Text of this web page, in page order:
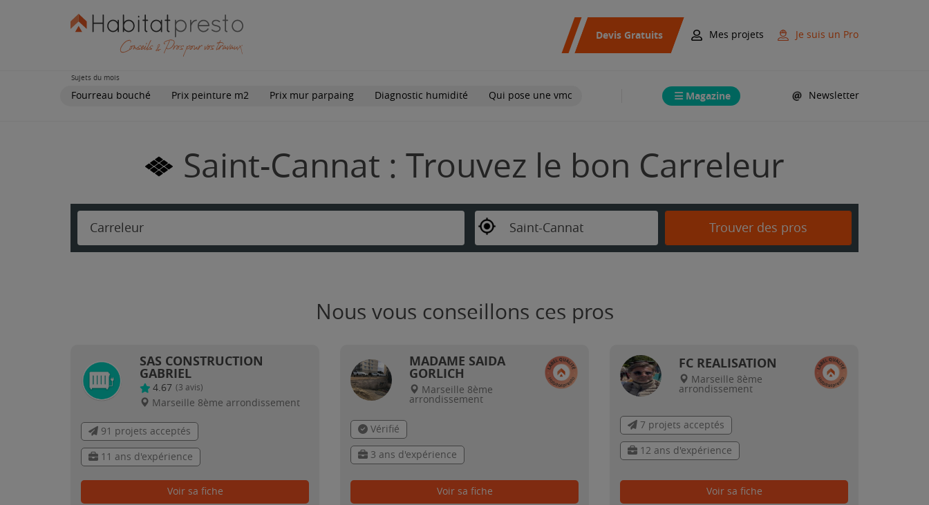
Devis Gratuits Mes projets Je suis un Pro
Sujets du mois
Fourreau bouché Prix peinture m2 Prix mur parpaing Diagnostic humidité Qui pose une vmc Magazine Newsletter
Saint-Cannat : Trouvez le bon Carreleur
Carreleur Saint-Cannat Trouver des pros
Nous vous conseillons ces pros
SAS CONSTRUCTION
GABRIEL
4.67 (3 avis)
Marseille 8ème arrondissement
91 projets acceptés
11 ans d'expérience
Voir sa fiche
MADAME SAIDA
GORLICH
Marseille 8ème
arrondissement
Vérifié
3 ans d'expérience
Voir sa fiche
FC REALISATION
Marseille 8ème
arrondissement
7 projets acceptés
12 ans d'expérience
Voir sa fiche